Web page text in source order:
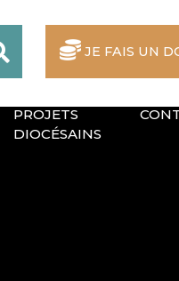
JE FAIS UN
PROJETS
DIOCÉSAINS